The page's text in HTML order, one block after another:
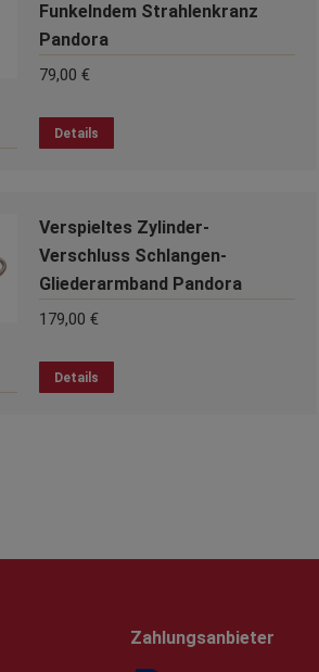
Funkelndem Strahlenkranz
Pandora
79,00 €
Details
Verspieltes Zylinder-
Verschluss Schlangen-
Gliederarmband Pandora
179,00 €
Details
Produkt
Produktseite
Zahlungsanbieter